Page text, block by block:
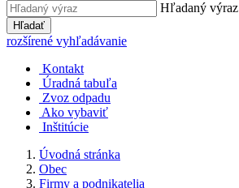
Hľadaný výraz
Hľadať
rozšírené vyhľadávanie
Kontakt
Úradná tabuľa
Zvoz odpadu
Ako vybaviť
Inštitúcie
Úvodná stránka
Obec
Firmy a podnikatelia